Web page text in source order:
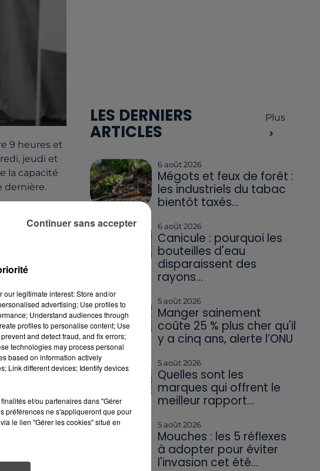
9 heures et
jeudi et
la capacité
dernière.
25 % PLUS
Y A
LES DERNIERS
ARTICLES
Plus
6 août 2026
Mégots et feux de forêt :
les industriels du tabac
bientôt taxés...
6 août 2026
Canicule : pourquoi les
bouteilles d'eau
disparaissent des
rayons...
5 août 2026
Manger sainement
coûte 25 % plus cher qu'il
y a cinq ans, alerte l’ONU
5 août 2026
Quelles sont les
marques qui offrent le
meilleur rapport...
5 août 2026
Mouches : les 5 réflexes
à adopter pour éviter
l'invasion cet été...
legitimate interest: Store and/or
advertising; Use profiles to
Understand audiences through
profiles to personalise content; Use
and detect fraud, and fix errors;
technologies may process personal
based on information actively
Link different devices; Identify devices
et/ou partenaires dans "Gérer
préférences ne s'appliqueront que pour
le lien "Gérer les cookies" situé en
Continuer sans accepter